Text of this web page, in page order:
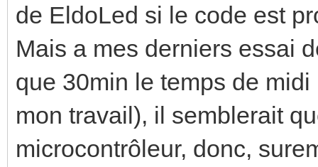
de EldoLed si le code est
Mais a mes derniers essai
que 30min le temps de
mon travail), il semblerait
microcontrôleur, donc,